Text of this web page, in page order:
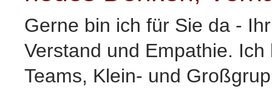
Gerne bin ich für Sie da -
Verstand und Empathie.
Teams, Klein- und